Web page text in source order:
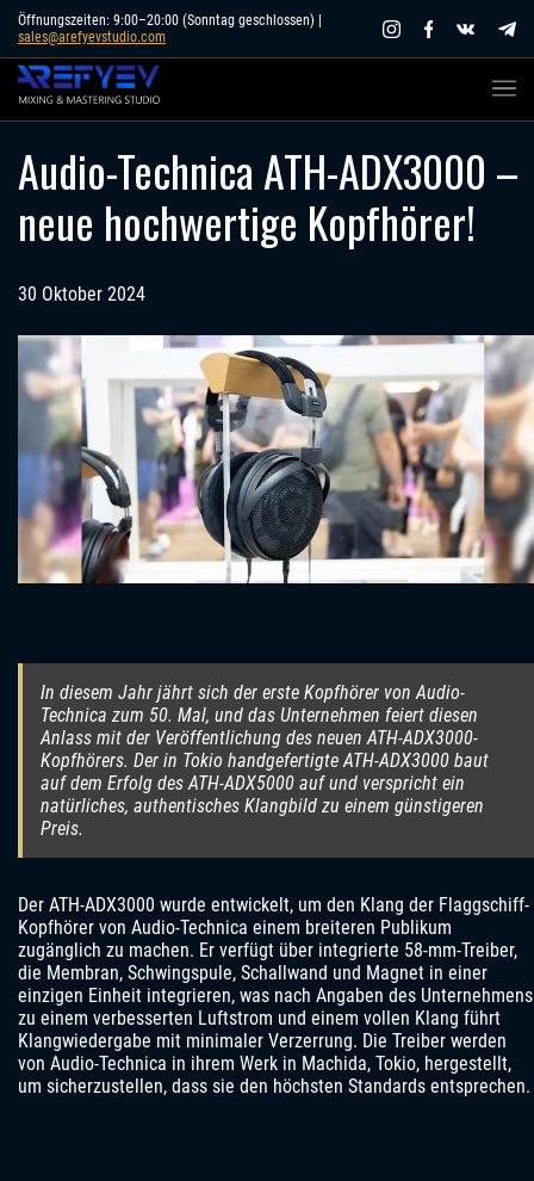
Skip
content
Öffnungszeiten: 9:00–20:00 (Sonntag geschlossen) |
sales@arefyevstudio.com
Audio-Technica ATH-ADX3000 –
neue hochwertige Kopfhörer!
30 Oktober 2024
In diesem Jahr jährt sich der erste Kopfhörer von Audio-
Technica zum 50. Mal, und das Unternehmen feiert diesen
Anlass mit der Veröffentlichung des neuen ATH-ADX3000-
Kopfhörers. Der in Tokio handgefertigte ATH-ADX3000 baut
auf dem Erfolg des ATH-ADX5000 auf und verspricht ein
natürliches, authentisches Klangbild zu einem günstigeren
Preis.
Der ATH-ADX3000 wurde entwickelt, um den Klang der Flaggschiff-
Kopfhörer von Audio-Technica einem breiteren Publikum
zugänglich zu machen. Er verfügt über integrierte 58-mm-Treiber,
die Membran, Schwingspule, Schallwand und Magnet in einer
einzigen Einheit integrieren, was nach Angaben des Unternehmens
zu einem verbesserten Luftstrom und einem vollen Klang führt
Klangwiedergabe mit minimaler Verzerrung. Die Treiber werden
von Audio-Technica in ihrem Werk in Machida, Tokio, hergestellt,
um sicherzustellen, dass sie den höchsten Standards entsprechen.